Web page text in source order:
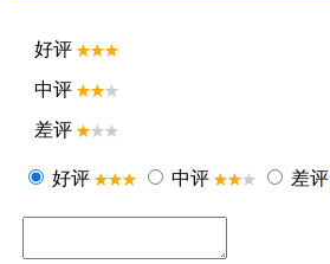
好评
中评
差评
好评 中评 差评